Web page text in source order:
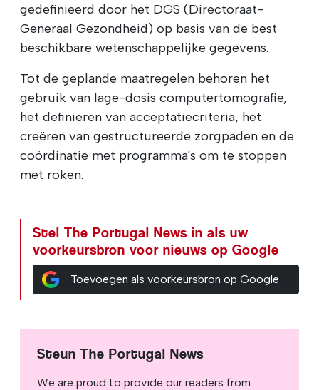
gedefinieerd door het DGS (Directoraat-
Generaal Gezondheid) op basis van de best
beschikbare wetenschappelijke gegevens.
Tot de geplande maatregelen behoren het
gebruik van lage-dosis computertomografie,
het definiëren van acceptatiecriteria, het
creëren van gestructureerde zorgpaden en de
coördinatie met programma's om te stoppen
met roken.
Stel The Portugal News in als uw
voorkeursbron voor nieuws op Google
Toevoegen als voorkeursbron op Google
Steun The Portugal News
We are proud to provide our readers from